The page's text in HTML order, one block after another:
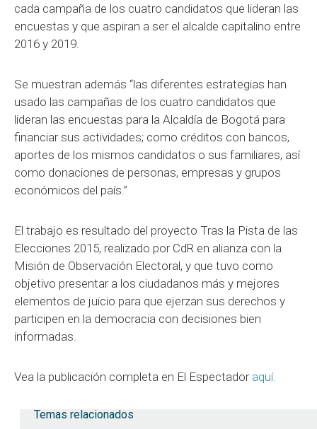
cada campaña de los cuatro candidatos que lideran las
encuestas y que aspiran a ser el alcalde capitalino entre
2016 y 2019.
Se muestran además “las diferentes estrategias han
usado las campañas de los cuatro candidatos que
lideran las encuestas para la Alcaldía de Bogotá para
financiar sus actividades; como créditos con bancos,
aportes de los mismos candidatos o sus familiares, así
como donaciones de personas, empresas y grupos
económicos del país.”
El trabajo es resultado del proyecto Tras la Pista de las
Elecciones 2015, realizado por CdR en alianza con la
Misión de Observación Electoral, y que tuvo como
objetivo presentar a los ciudadanos más y mejores
elementos de juicio para que ejerzan sus derechos y
participen en la democracia con decisiones bien
informadas.
Vea la publicación completa en El Espectador aquí.
Temas relacionados